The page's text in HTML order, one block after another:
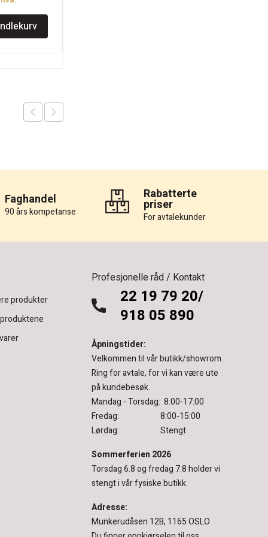
Faghandel
90 års kompetanse
Rabatterte
priser
For avtalekunder
produkter
Profesjonelle råd / Kontakt
22 19 79 20/
918 05 890
Åpningstider:
Velkommen til vår butikk/showrom.
Ring for avtale, for vi kan være ute
på kundebesøk.
Mandag - Torsdag: 8:00-17:00
Fredag: 8:00-15:00
Lørdag: Stengt
Sommerferien 2026
Torsdag 6.8 og fredag 7.8 holder vi
stengt i vår fysiske butikk.
Adresse:
Munkerudåsen 12B, 1165 OSLO